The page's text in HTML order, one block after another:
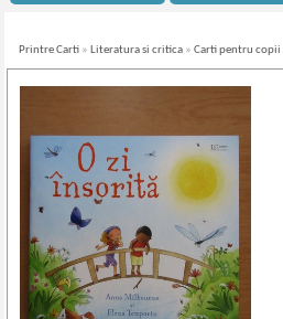
Printre Carti » Literatura si critica »Carti pentru copii